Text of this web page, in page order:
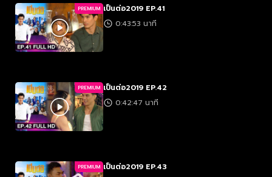
PREMIUM เป็นต่อ2019 EP.41
0:43:53 นาที
PREMIUM เป็นต่อ2019 EP.42
0:42:47 นาที
PREMIUM เป็นต่อ2019 EP.43